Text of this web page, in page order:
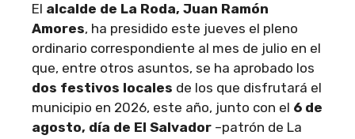
El alcalde de La Roda, Juan Ramón
Amores, ha presidido este jueves el pleno
ordinario correspondiente al mes de julio en el
que, entre otros asuntos, se ha aprobado los
dos festivos locales de los que disfrutará el
municipio en 2026, este año, junto con el 6 de
agosto, día de El Salvador –patrón de La